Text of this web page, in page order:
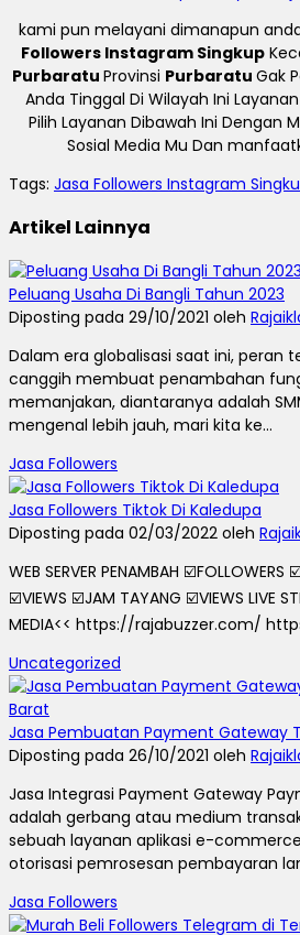
kami pun melayani dimanapun
Followers Instagram Singkup
Purbaratu Provinsi Purbaratu Gak
Anda Tinggal Di Wilayah Ini
Pilih Layanan Dibawah Ini Dengan
Sosial Media Mu Dan
Tags: Jasa Followers Instagram
Artikel Lainnya
Peluang Usaha Di Bangli Tahun 2023
Diposting pada 29/10/2021 oleh
Dalam era globalisasi saat ini, peran
canggih membuat penambahan
memanjakan, diantaranya adalah
mengenal lebih jauh, mari kita ke...
Jasa Followers
Jasa Followers Tiktok Di Kaledupa
Diposting pada 02/03/2022 oleh
WEB SERVER PENAMBAH ☑️FOLLOWERS
☑️VIEWS ☑️JAM TAYANG ☑️VIEWS LIVE
MEDIA<< https://rajabuzzer.com/
Uncategorized
Jasa Pembuatan Payment Gateway
Diposting pada 26/10/2021 oleh
Jasa Integrasi Payment Gateway
adalah gerbang atau medium
sebuah layanan aplikasi e-
otorisasi pemrosesan pembayaran
Jasa Followers